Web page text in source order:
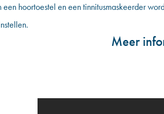
hoortoestel en een tinnitusmaskeerder
Meer